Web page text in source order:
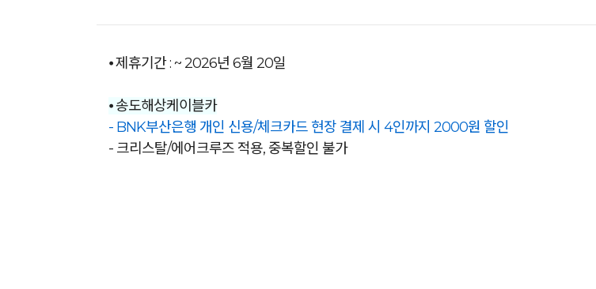
⦁ 제휴기간 : ~ 2026년 6월 20일
⦁ 송도해상케이블카
- BNK부산은행 개인 신용/체크카드 현장 결제 시 4인까지 2000원 할인
- 크리스탈/에어크루즈 적용, 중복할인 불가